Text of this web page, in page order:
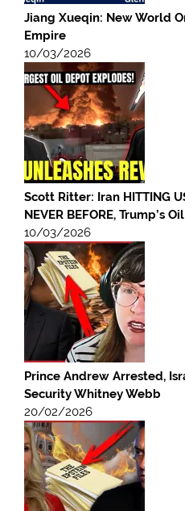
Jiang Xueqin: New World
Empire
10/03/2026
Scott Ritter: Iran HITTING
NEVER BEFORE, Trump’s
10/03/2026
Prince Andrew Arrested,
Security Whitney Webb
20/02/2026